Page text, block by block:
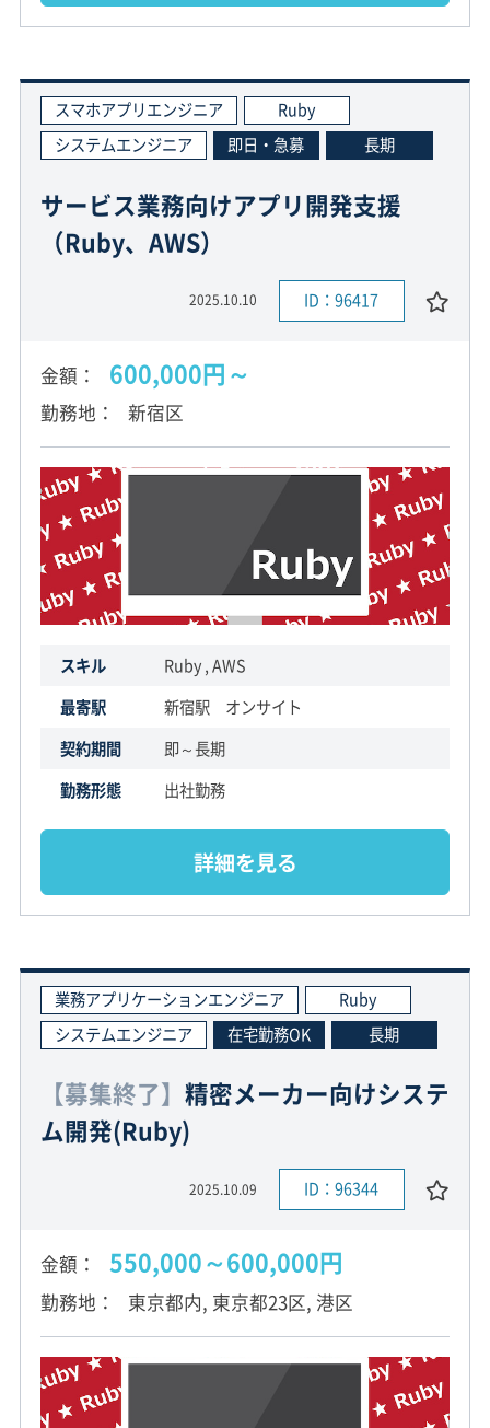
スマホアプリエンジニア
Ruby
システムエンジニア
即日・急募 長期
サービス業務向けアプリ開発支援
（Ruby、AWS）
2025.10.10 ID：96417
金額 600,000円～
勤務地 新宿区
スキル
Ruby , AWS
最寄駅
新宿駅 オンサイト
契約期間
即～長期
勤務形態
出社勤務
詳細を見る
業務アプリケーションエンジニア
Ruby
システムエンジニア
在宅勤務OK 長期
【募集終了】 精密メーカー向けシステ
ム開発(Ruby)
2025.10.09 ID：96344
金額 550,000～600,000円
勤務地 東京都内, 東京都23区, 港区